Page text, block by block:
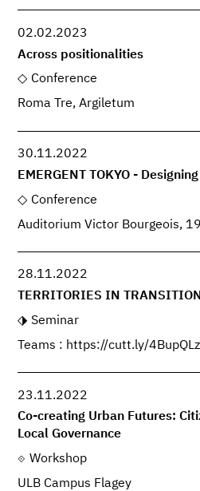
02.02.2023
Across positionalities
Conference
Roma Tre, Argiletum
30.11.2022
EMERGENT TOKYO -
Conference
Auditorium Victor Bourgeois,
28.11.2022
TERRITORIES IN
Seminar
Teams : https://cutt.ly/4BupQLz
23.11.2022
Co-creating Urban Futures:
Local Governance
Workshop
ULB Campus Flagey